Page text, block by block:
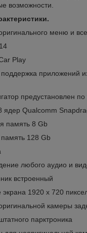
возможности.
меню и
Play
поддержка приложений
предустановлен
ядер Qualcomm
память 8 Gb
128 Gb
любого аудио и
встроенный
1920 х 720
камеры
парктроника